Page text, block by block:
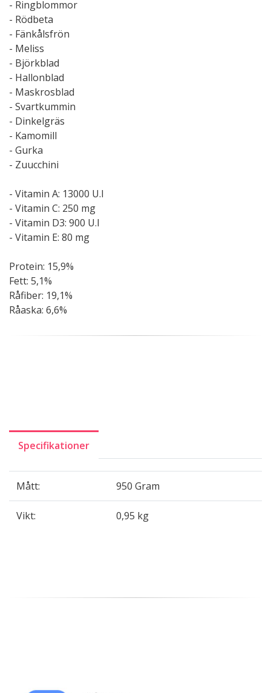
- Ringblommor
- Rödbeta
- Fänkålsfrön
- Meliss
- Björkblad
- Hallonblad
- Maskrosblad
- Svartkummin
- Dinkelgräs
- Kamomill
- Gurka
- Zuucchini
- Vitamin A: 13000 U.I
- Vitamin C: 250 mg
- Vitamin D3: 900 U.I
- Vitamin E: 80 mg
Protein: 15,9%
Fett: 5,1%
Råfiber: 19,1%
Råaska: 6,6%
Specifikationer
Mått: 950 Gram
Vikt: 0,95 kg